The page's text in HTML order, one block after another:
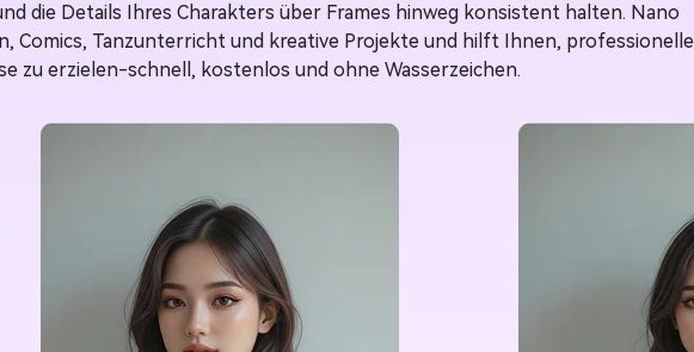
die Details Ihres Charakters über Frames hinweg konsistent halten. Nano
Comics, Tanzunterricht und kreative Projekte und hilft Ihnen, professionelle
zu erzielen-schnell, kostenlos und ohne Wasserzeichen.